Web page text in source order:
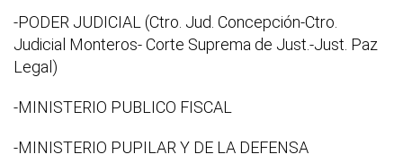
-PODER JUDICIAL (Ctro. Jud. Concepción-Ctro.
Judicial Monteros- Corte Suprema de Just.-Just. Paz
Legal)
-MINISTERIO PUBLICO FISCAL
-MINISTERIO PUPILAR Y DE LA DEFENSA